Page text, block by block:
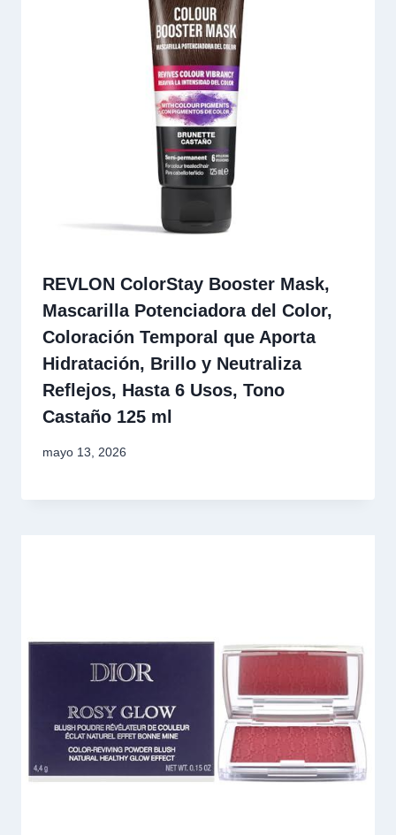
REVLON ColorStay Booster Mask,
Mascarilla Potenciadora del Color,
Coloración Temporal que Aporta
Hidratación, Brillo y Neutraliza
Reflejos, Hasta 6 Usos, Tono
Castaño 125 ml
mayo 13, 2026